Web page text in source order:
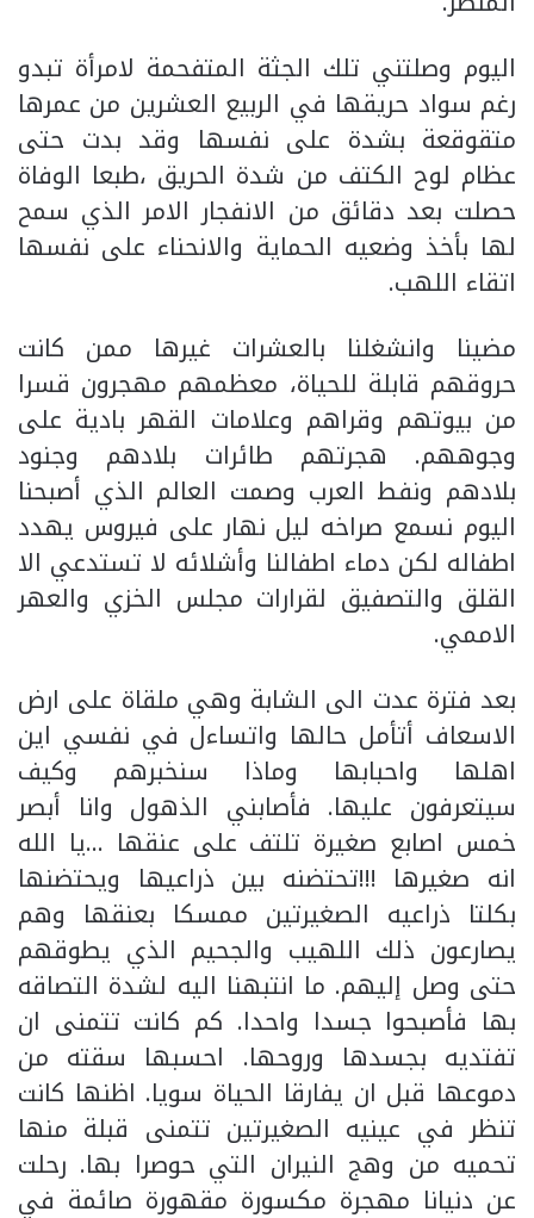
اليوم وصلتني تلك الجثة المتفحمة لامرأة تبدو
رغم سواد حريقها في الربيع العشرين من عمرها
متقوقعة بشدة على نفسها وقد بدت حتى
عظام لوح الكتف من شدة الحريق ،طبعا الوفاة
حصلت بعد دقائق من الانفجار الامر الذي سمح
لها بأخذ وضعيه الحماية والانحناء على نفسها
اتقاء اللهب.
مضينا وانشغلنا بالعشرات غيرها ممن كانت
حروقهم قابلة للحياة، معظمهم مهجرون قسرا
من بيوتهم وقراهم وعلامات القهر بادية على
وجوههم. هجرتهم طائرات بلادهم وجنود
بلادهم ونفط العرب وصمت العالم الذي أصبحنا
اليوم نسمع صراخه ليل نهار على فيروس يهدد
اطفاله لكن دماء اطفالنا وأشلائه لا تستدعي الا
القلق والتصفيق لقرارات مجلس الخزي والعهر
الاممي.
بعد فترة عدت الى الشابة وهي ملقاة على ارض
الاسعاف أتأمل حالها واتساءل في نفسي اين
اهلها واحبابها وماذا سنخبرهم وكيف
سيتعرفون عليها. فأصابني الذهول وانا أبصر
خمس اصابع صغيرة تلتف على عنقها …يا الله
انه صغيرها !!!تحتضنه بين ذراعيها ويحتضنها
بكلتا ذراعيه الصغيرتين ممسكا بعنقها وهم
يصارعون ذلك اللهيب والجحيم الذي يطوقهم
حتى وصل إليهم. ما انتبهنا اليه لشدة التصاقه
بها فأصبحوا جسدا واحدا. كم كانت تتمنى ان
تفتديه بجسدها وروحها. احسبها سقته من
دموعها قبل ان يفارقا الحياة سويا. اظنها كانت
تنظر في عينيه الصغيرتين تتمنى قبلة منها
تحميه من وهج النيران التي حوصرا بها. رحلت
عن دنيانا مهجرة مكسورة مقهورة صائمة في